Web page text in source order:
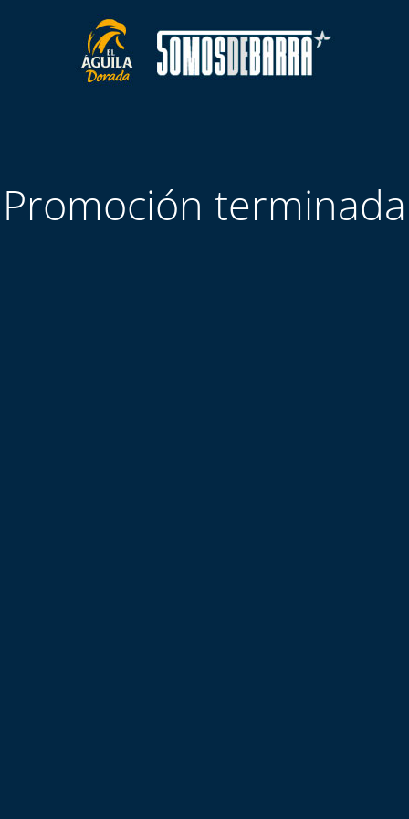
Promoción terminada